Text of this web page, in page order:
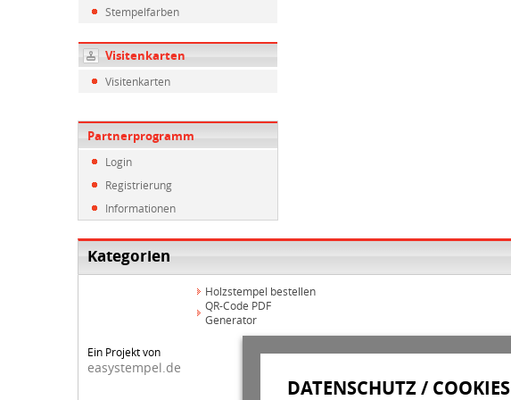
DATENSCHUTZ / COOKIES
Stempelfarben
Visitenkarten
Visitenkarten
Partnerprogramm
Login
Registrierung
Informationen
Kategorien
Holzstempel bestellen
QR-Code PDF
Generator
Ein Projekt von
easystempel.de